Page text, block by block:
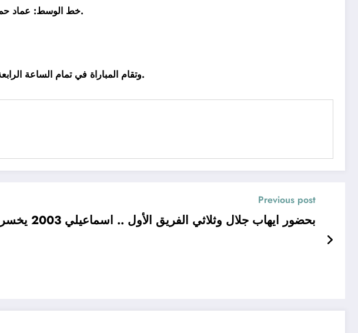
خط الوسط: عماد حمدي، محمد حسن، محمد مخلوف، عمر الساعي، نادر فرج، عبدالله السعيد، محمد عبدالسميع، مروان حمدي.
وتقام المباراة في تمام الساعة الرابعة من عصر غد الثلاثاء على ستاد القاهرة الدولي، وبحضور جماهيري غفير متوقع من جانب جماهير الدراويش.
Previous post
بحضور ايهاب جلال وثلاثي الفريق الأول .. اسماعيلي 2003 يخسر من الزمالك